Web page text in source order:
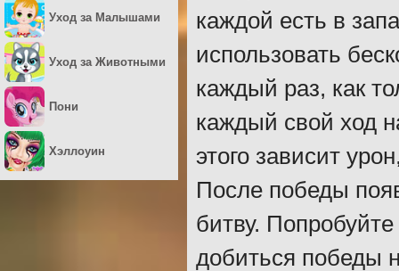
каждой есть в
использовать
каждый раз, как
каждый свой ход
этого зависит
После победы
битву.
добиться победы
Уход за Малышами
Уход за Животными
Пони
Хэллоуин